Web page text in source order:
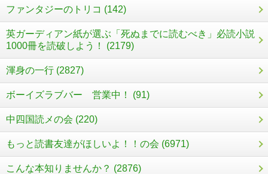
ファンタジーのトリコ (142)
英ガーディアン紙が選ぶ「死ぬまでに読むべき」必読小説
1000冊を読破しよう！ (2179)
渾身の一行 (2827)
ボーイズラブバー 営業中！ (91)
中四国読メの会 (220)
もっと読書友達がほしいよ！！の会 (6971)
こんな本知りませんか？ (2876)